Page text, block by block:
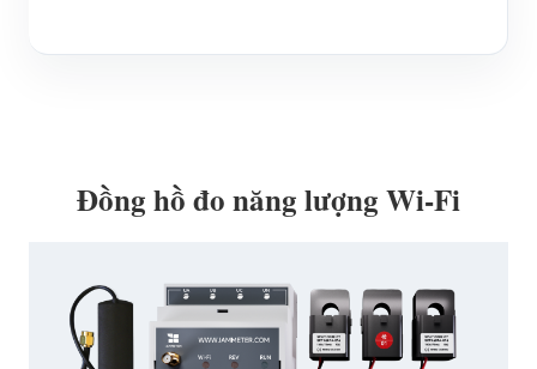
Đồng hồ đo năng lượng Wi-Fi